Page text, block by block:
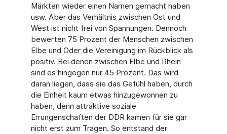
Märkten wieder einen Namen gemacht haben
usw. Aber das Verhältnis zwischen Ost und
West ist nicht frei von Spannungen. Dennoch
bewerten 75 Prozent der Menschen zwischen
Elbe und Oder die Vereinigung im Rückblick als
positiv. Bei denen zwischen Elbe und Rhein
sind es hingegen nur 45 Prozent. Das wird
daran liegen, dass sie das Gefühl haben, durch
die Einheit kaum etwas hinzugewonnen zu
haben, denn attraktive soziale
Errungenschaften der DDR kamen für sie gar
nicht erst zum Tragen. So entstand der